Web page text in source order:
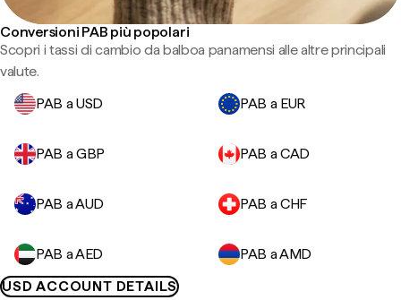
Conversioni PAB più popolari
Scopri i tassi di cambio da balboa panamensi alle altre principali
valute.
PAB a USD
PAB a EUR
PAB a GBP PAB a CAD
PAB a AUD PAB a CHF
PAB a AED
PAB a AMD
USD ACCOUNT DETAILS